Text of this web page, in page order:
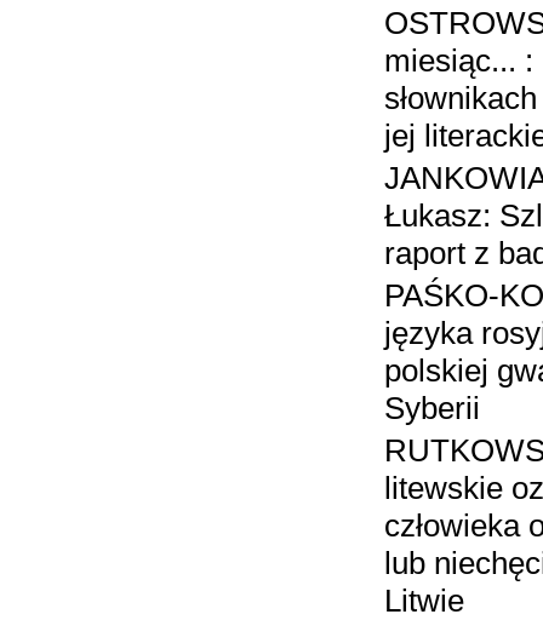
miesiąc...
jej
Łukasz:
raport z
PAŚKO-
języka
polskiej
Syberii
litewskie
człowieka
lub
Litwie